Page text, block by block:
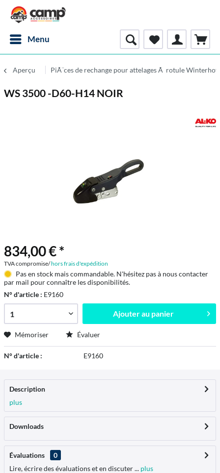
Menu
Aperçu PiÃ¨ces de rechange pour attelages Ã rotule Winterhoff
WS 3500 -D60-H14 NOIR
834,00 € *
TVA compromise/hors frais d'expédition
Pas en stock mais commandable. N'hésitez pas à nous contacter
par mail pour connaître les disponibilités.
N° d'article : E9160
Ajouter au panier
Mémoriser Évaluer
N° d'article : E9160
Description
plus
Downloads
Évaluations
0
Lire, écrire des évaluations et en discuter ... plus